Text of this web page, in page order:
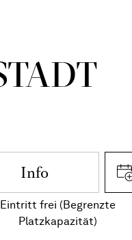
Info
Eintritt frei (Begrenzte
Platzkapazität)